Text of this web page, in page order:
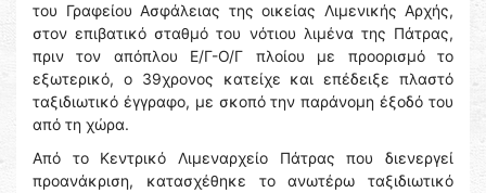
του Γραφείου Ασφάλειας της οικείας Λιμενικής Αρχής,
στον επιβατικό σταθμό του νότιου λιμένα της Πάτρας,
πριν τον απόπλου Ε/Γ-Ο/Γ πλοίου με προορισμό το
εξωτερικό, ο 39χρονος κατείχε και επέδειξε πλαστό
ταξιδιωτικό έγγραφο, με σκοπό την παράνομη έξοδό του
από τη χώρα.
Από το Κεντρικό Λιμεναρχείο Πάτρας που διενεργεί
προανάκριση, κατασχέθηκε το ανωτέρω ταξιδιωτικό